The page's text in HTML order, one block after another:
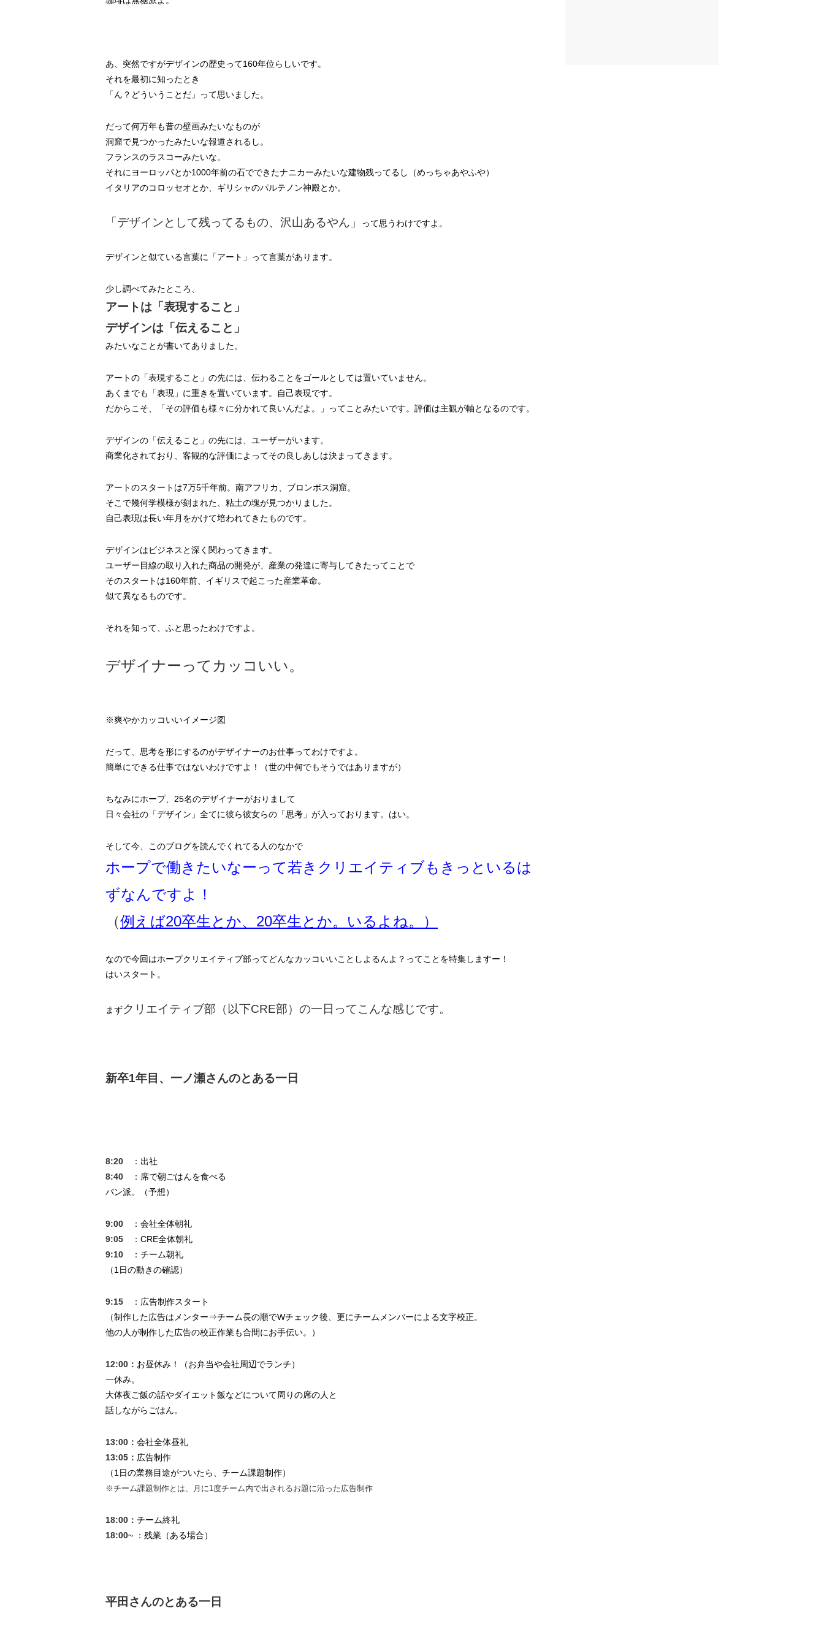
あ、突然ですがデザインの歴史って160年位らしいです。
それを最初に知ったとき
「ん？どういうことだ」って思いました。
だって何万年も昔の壁画みたいなものが
洞窟で見つかったみたいな報道されるし。
フランスのラスコーみたいな。
それにヨーロッパとか1000年前の石でできたナニカーみたいな建物残ってるし（めっちゃあやふや）
イタリアのコロッセオとか、ギリシャのパルテノン神殿とか。
「デザインとして残ってるもの、沢山あるやん」 って思うわけですよ。
デザインと似ている言葉に「アート」って言葉があります。
少し調べてみたところ、
アートは「表現すること」
デザインは「伝えること」
みたいなことが書いてありました。
アートの「表現すること」の先には、伝わることをゴールとしては置いていません。
あくまでも「表現」に重きを置いています。自己表現です。
だからこそ、「その評価も様々に分かれて良いんだよ。」ってことみたいです。評価は主観が軸となるのです。
デザインの「伝えること」の先には、ユーザーがいます。
商業化されており、客観的な評価によってその良しあしは決まってきます。
アートのスタートは7万5千年前。南アフリカ、ブロンボス洞窟。
そこで幾何学模様が刻まれた、粘土の塊が見つかりました。
自己表現は長い年月をかけて培われてきたものです。
デザインはビジネスと深く関わってきます。
ユーザー目線の取り入れた商品の開発が、産業の発達に寄与してきたってことで
そのスタートは160年前、イギリスで起こった産業革命。
似て異なるものです。
それを知って、ふと思ったわけですよ。
デザイナーってカッコいい。
※爽やかカッコいいイメージ図
だって、思考を形にするのがデザイナーのお仕事ってわけですよ。
簡単にできる仕事ではないわけですよ！（世の中何でもそうではありますが）
ちなみにホープ、25名のデザイナーがおりまして
日々会社の「デザイン」全てに彼ら彼女らの「思考」が入っております。はい。
そして今、このブログを読んでくれてる人のなかで
ホープで働きたいなーって若きクリエイティブもきっといるは
ずなんですよ！
（例えば20卒生とか、20卒生とか。いるよね。 ）
なので今回はホープクリエイティブ部ってどんなカッコいいことしよるんよ？ってことを特集しますー！
はいスタート。
まずクリエイティブ部（以下CRE部）の一日ってこんな感じです。
新卒1年目、一ノ瀬さんのとある一日
8:20 ：出社
8:40 ：席で朝ごはんを食べる
パン派。（予想）
9:00 ：会社全体朝礼
9:05 ：CRE全体朝礼
9:10 ：チーム朝礼
（1日の動きの確認）
9:15 ：広告制作スタート
（制作した広告はメンター⇒チーム長の順でWチェック後、更にチームメンバーによる文字校正。
他の人が制作した広告の校正作業も合間にお手伝い。）
12:00： お昼休み！（お弁当や会社周辺でランチ）
一休み。
大体夜ご飯の話やダイエット飯などについて周りの席の人と
話しながらごはん。
13:00： 会社全体昼礼
13:05： 広告制作
（1日の業務目途がついたら、チーム課題制作）
※チーム課題制作とは、月に1度チーム内で出されるお題に沿った広告制作
18:00： チーム終礼
18:00~ ：残業（ある場合）
平田さんのとある一日